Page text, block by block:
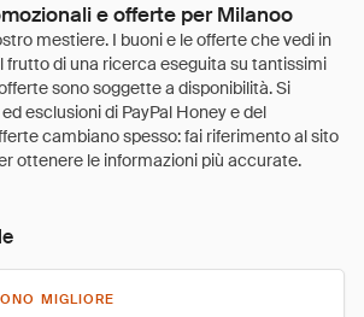
e offerte per Milanoo
MIGLIORE